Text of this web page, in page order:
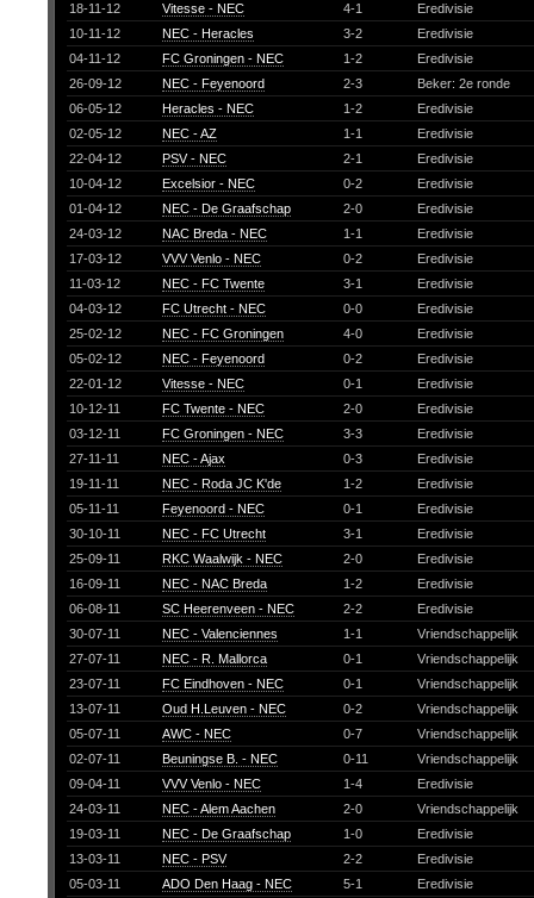
18-11-12
Vitesse - NEC 4-1
Eredivisie
10-11-12
NEC - Heracles 3-2
Eredivisie
04-11-12
FC Groningen - NEC 1-2
Eredivisie
26-09-12
NEC - Feyenoord 2-3
Beker: 2e ronde
06-05-12
Heracles - NEC 1-2
Eredivisie
02-05-12
NEC - AZ 1-1
Eredivisie
22-04-12
PSV - NEC 2-1
Eredivisie
10-04-12
Excelsior - NEC 0-2
Eredivisie
01-04-12
NEC - De Graafschap 2-0
Eredivisie
24-03-12
NAC Breda - NEC 1-1
Eredivisie
17-03-12
VVV Venlo - NEC 0-2
Eredivisie
11-03-12
NEC - FC Twente 3-1
Eredivisie
04-03-12
FC Utrecht - NEC 0-0
Eredivisie
25-02-12
NEC - FC Groningen 4-0
Eredivisie
05-02-12
NEC - Feyenoord 0-2
Eredivisie
22-01-12
Vitesse - NEC 0-1
Eredivisie
10-12-11
FC Twente - NEC 2-0
Eredivisie
03-12-11
FC Groningen - NEC 3-3
Eredivisie
27-11-11
NEC - Ajax 0-3
Eredivisie
19-11-11
NEC - Roda JC K'de 1-2
Eredivisie
05-11-11
Feyenoord - NEC 0-1
Eredivisie
30-10-11
NEC - FC Utrecht 3-1
Eredivisie
25-09-11
RKC Waalwijk - NEC 2-0
Eredivisie
16-09-11
NEC - NAC Breda 1-2
Eredivisie
06-08-11
SC Heerenveen - NEC 2-2
Eredivisie
30-07-11
NEC - Valenciennes 1-1
Vriendschappelijk
27-07-11
NEC - R. Mallorca 0-1
Vriendschappelijk
23-07-11
FC Eindhoven - NEC 0-1
Vriendschappelijk
13-07-11
Oud H.Leuven - NEC 0-2
Vriendschappelijk
05-07-11
AWC - NEC 0-7
Vriendschappelijk
02-07-11
Beuningse B. - NEC 0-11
Vriendschappelijk
09-04-11
VVV Venlo - NEC 1-4
Eredivisie
24-03-11
NEC - Alem Aachen 2-0
Vriendschappelijk
19-03-11
NEC - De Graafschap 1-0
Eredivisie
13-03-11
NEC - PSV 2-2
Eredivisie
05-03-11
ADO Den Haag - NEC 5-1
Eredivisie